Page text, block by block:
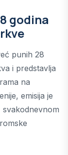
godina
punih 28
i predstavlja
na
emisija je